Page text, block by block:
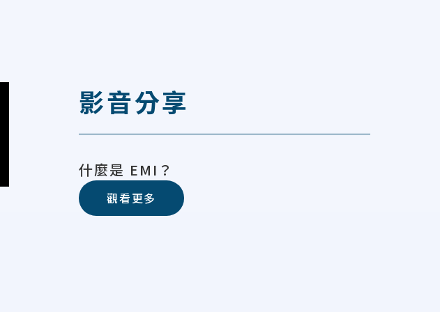
影音分享
什麼是 EMI？
觀看更多